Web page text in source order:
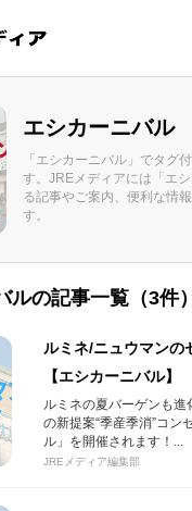
エシカーニバル
「エシカーニバル」でタグ
す。JREメディアには「エ
る記事やご案内、便利な情
す。
ルの記事一覧（3件）
ルミネ/ニュウマンの
【エシカーニバル】
ルミネの夏バーゲンも進
の新提案“季産季消”コン
ル」を開催されます！...
JREメディア編集部